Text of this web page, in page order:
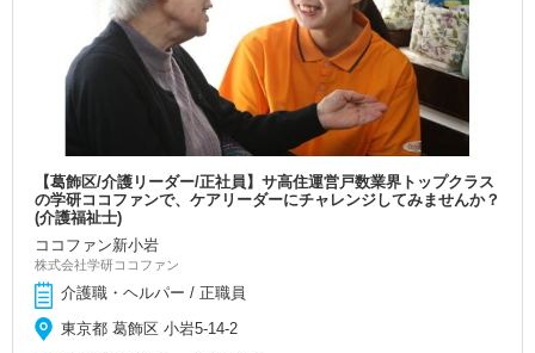
【葛飾区/介護リーダー/正社員】サ高住運営戸数業界トップクラス
の学研ココファンで、ケアリーダーにチャレンジしてみませんか？
(介護福祉士)
ココファン新小岩
株式会社学研ココファン
介護職・ヘルパー / 正職員
東京都 葛飾区 小岩5-14-2